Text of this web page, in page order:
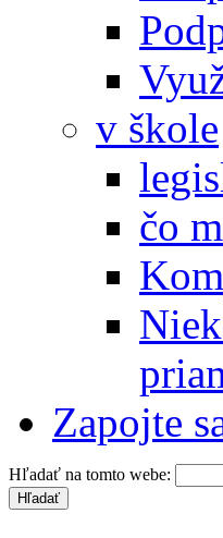
v škole
čo
Zapojte
Hľadať na tomto webe: